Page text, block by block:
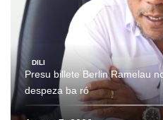
DILI
Presu billete Berlin Ramelau
despeza ba ró